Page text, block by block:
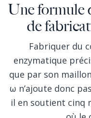
Une formule
de
Fabriquer du
enzymatique
que par son
ω n’ajoute donc
il en soutient cinq